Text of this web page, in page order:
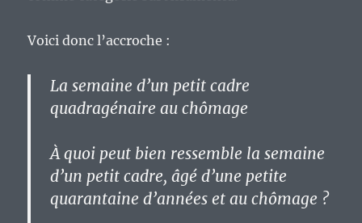
Voici donc l’accroche :
La semaine d’un petit cadre
quadragénaire au chômage
À quoi peut bien ressemble la semaine
d’un petit cadre, âgé d’une petite
quarantaine d’années et au chômage ?